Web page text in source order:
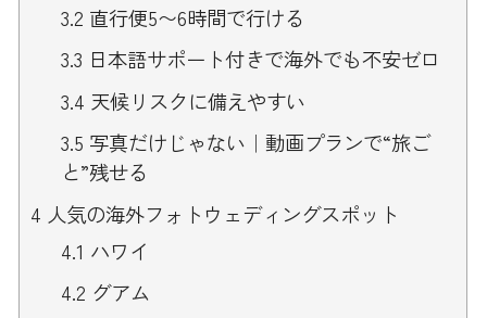
3.2 直行便5〜6時間で行ける
3.3 日本語サポート付きで海外でも不安ゼロ
3.4 天候リスクに備えやすい
3.5 写真だけじゃない｜動画プランで“旅ご
と”残せる
4 人気の海外フォトウェディングスポット
4.1 ハワイ
4.2 グアム